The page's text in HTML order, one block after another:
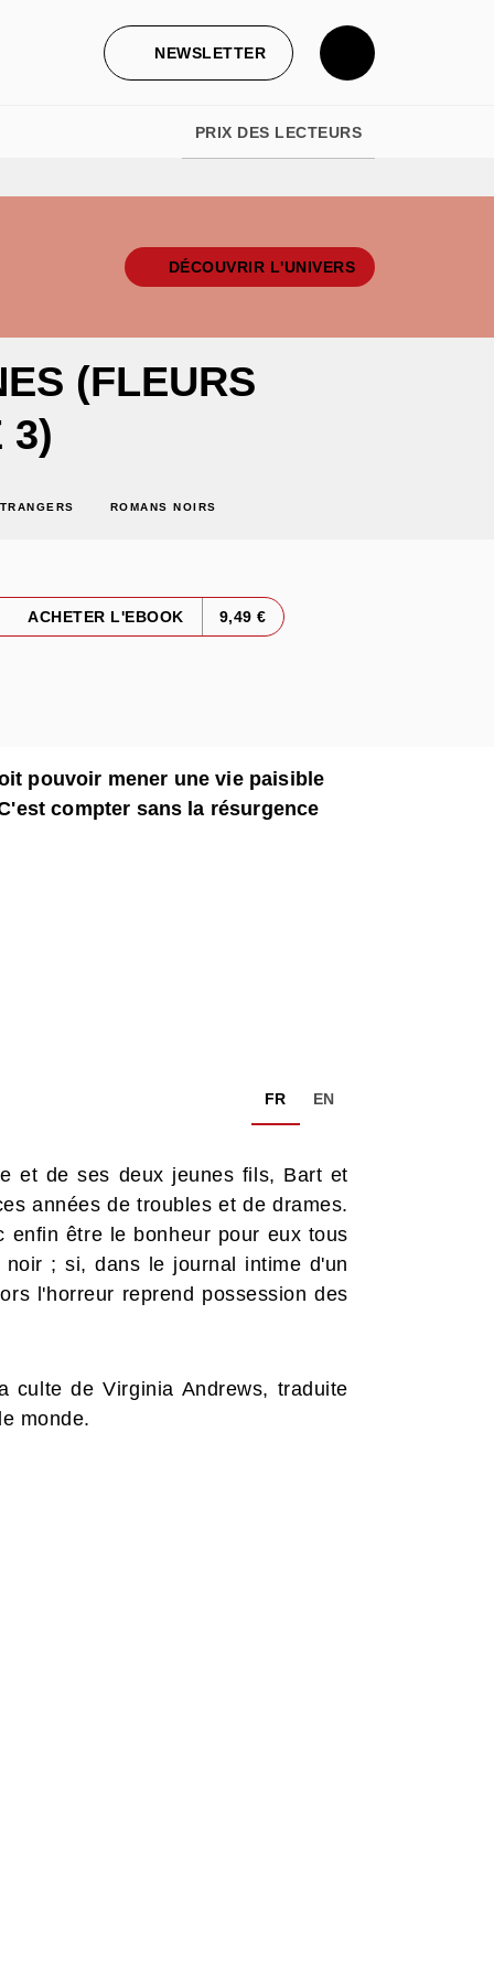
NEWSLETTER
PRIX DES LECTEURS
DÉCOUVRIR L'UNIVERS
(FLEURS
3)
ROMANS NOIRS
ACHETER L'EBOOK 9,49 €
pouvoir mener une vie paisible
compter sans la résurgence
FR EN
et de ses deux jeunes fils, Bart et
années de troubles et de drames.
enfin être le bonheur pour eux tous
; si, dans le journal intime d'un
l'horreur reprend possession des
culte de Virginia Andrews, traduite
monde.